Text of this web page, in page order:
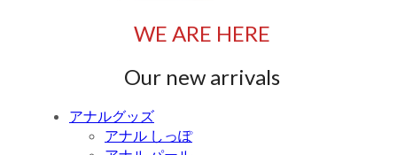
WE ARE HERE
Our new arrivals
アナルグッズ
アナル しっぽ